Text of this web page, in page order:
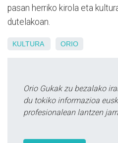
pasan herriko kirola eta
dutelakoan.
KULTURA ORIO
Orio Gukak zu bezalako
du tokiko informazioa
profesionalean lantzen